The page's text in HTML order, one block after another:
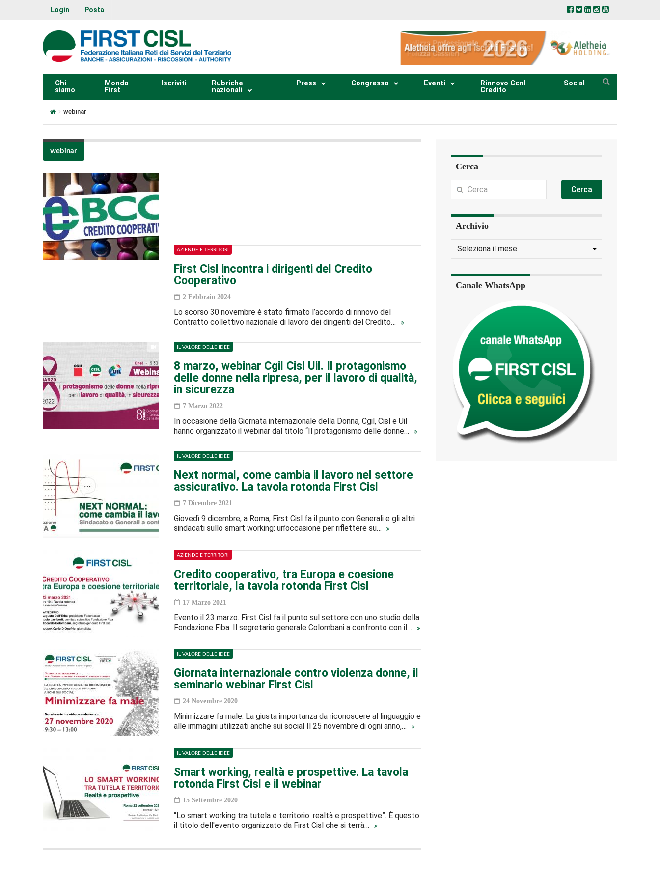
Login Posta
Chi
siamo
Mondo
First
Iscriviti
Rubriche
nazionali
Press Congresso Eventi
Rinnovo Ccnl
Credito
Social
webinar
webinar
AZIENDE E TERRITORI
First Cisl incontra i dirigenti del Credito
Cooperativo
2 Febbraio 2024
Lo scorso 30 novembre è stato firmato l’accordo di rinnovo del
Contratto collettivo nazionale di lavoro dei dirigenti del Credito…
IL VALORE DELLE IDEE
8 marzo, webinar Cgil Cisl Uil. Il protagonismo
delle donne nella ripresa, per il lavoro di qualità,
in sicurezza
7 Marzo 2022
In occasione della Giornata internazionale della Donna, Cgil, Cisl e Uil
hanno organizzato il webinar dal titolo “Il protagonismo delle donne…
IL VALORE DELLE IDEE
Next normal, come cambia il lavoro nel settore
assicurativo. La tavola rotonda First Cisl
7 Dicembre 2021
Giovedì 9 dicembre, a Roma, First Cisl fa il punto con Generali e gli altri
sindacati sullo smart working: un’occasione per riflettere su…
AZIENDE E TERRITORI
Credito cooperativo, tra Europa e coesione
territoriale, la tavola rotonda First Cisl
17 Marzo 2021
Evento il 23 marzo. First Cisl fa il punto sul settore con uno studio della
Fondazione Fiba. Il segretario generale Colombani a confronto con il…
IL VALORE DELLE IDEE
Giornata internazionale contro violenza donne, il
seminario webinar First Cisl
24 Novembre 2020
Minimizzare fa male. La giusta importanza da riconoscere al linguaggio e
alle immagini utilizzati anche sui social Il 25 novembre di ogni anno,…
IL VALORE DELLE IDEE
Smart working, realtà e prospettive. La tavola
rotonda First Cisl e il webinar
15 Settembre 2020
“Lo smart working tra tutela e territorio: realtà e prospettive”. È questo
il titolo dell'evento organizzato da First Cisl che si terrà…
Cerca
Cerca
Archivio
Canale WhatsApp